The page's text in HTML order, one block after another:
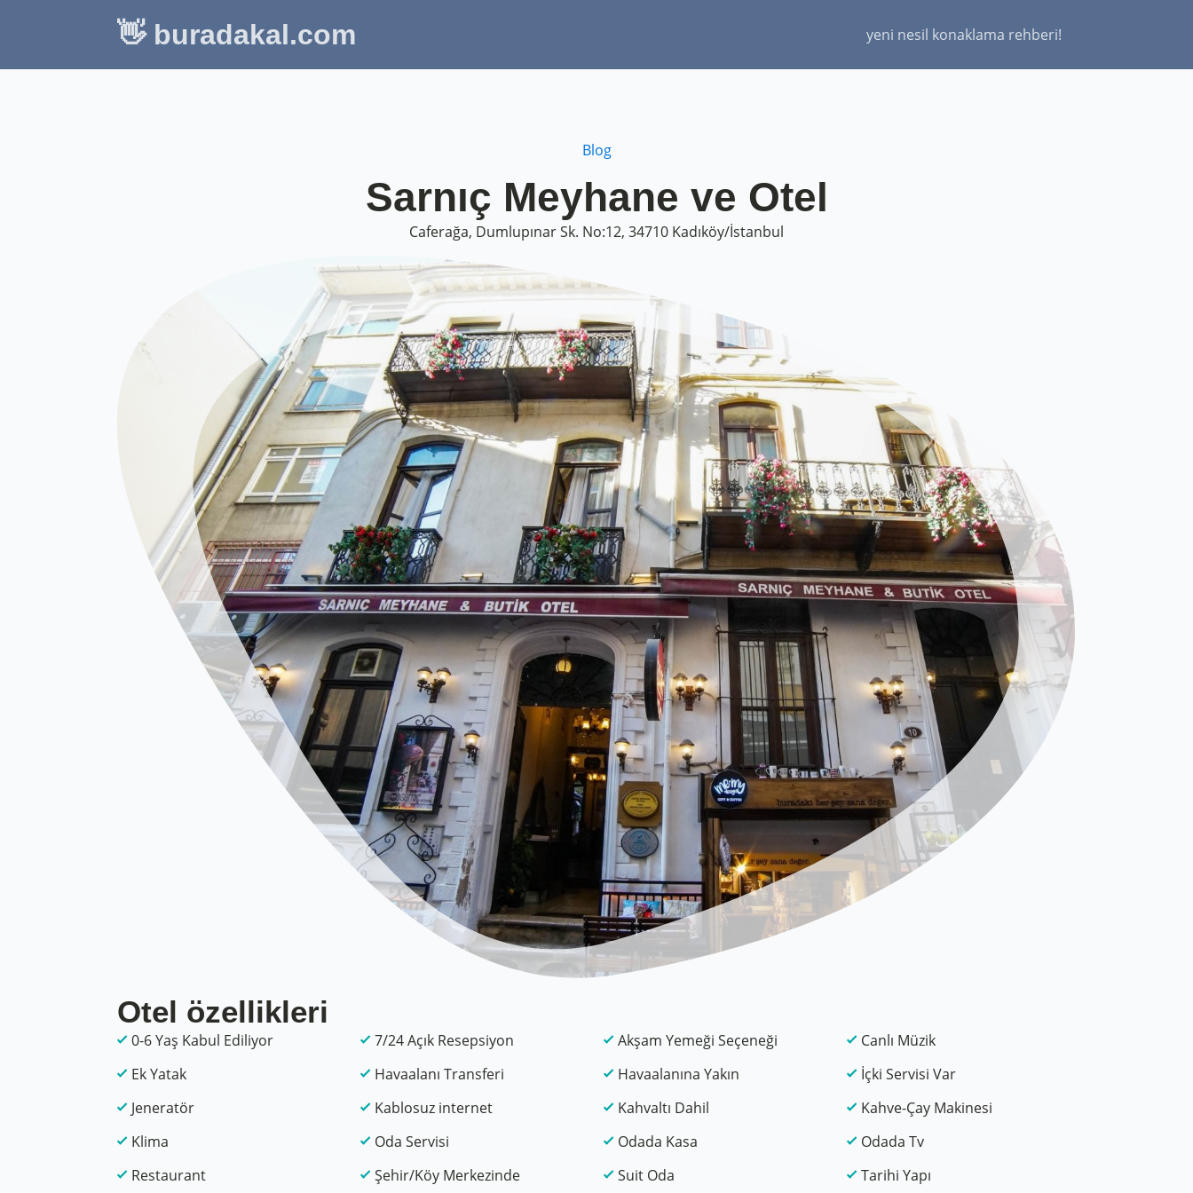
👋 buradakal.com yeni nesil konaklama rehberi!
Blog
Sarnıç Meyhane ve Otel
Caferağa, Dumlupınar Sk. No:12, 34710 Kadıköy/İstanbul
Otel özellikleri
0-6 Yaş Kabul Ediliyor 7/24 Açık Resepsiyon Akşam Yemeği Seçeneği
Canlı Müzik
Ek Yatak
Havaalanı Transferi Havaalanına Yakın
İçki Servisi Var
Jeneratör
Kablosuz internet Kahvaltı Dahil
Kahve-Çay Makinesi
Klima
Oda Servisi Odada Kasa
Odada Tv
Restaurant
Şehir/Köy Merkezinde Suit Oda Tarihi Yapı